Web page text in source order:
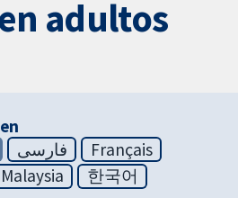
adultos
فارسی
Français
한국어